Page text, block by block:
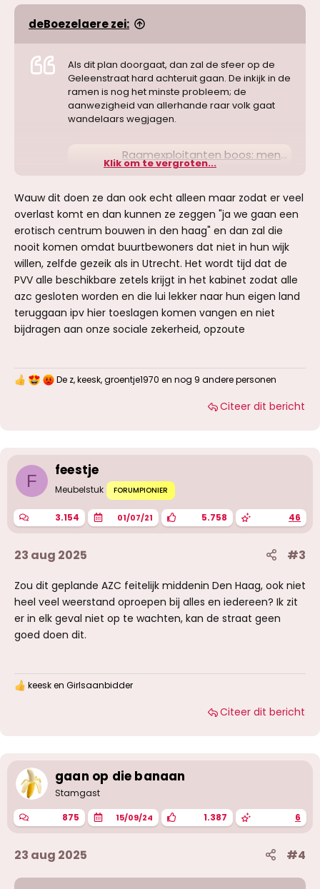
deBoezelaere zei:
Als dit plan doorgaat, dan zal de sfeer op de
Geleenstraat hard achteruit gaan. De inkijk in de
ramen is nog het minste probleem; de
aanwezigheid van allerhande raar volk gaat
wandelaars wegjagen.
Raamexploitanten boos: mensen in opvang kijken straks rechtstreeks bij sekswerkers naarbinnen
Raamexploitanten eisen dat Den
grote opvanglocatie pal tegenover
de ramen van Haagse sekswerkers.
„Dit is een ernstige schending van
hun privacy en veiligheid.”
www.ad.nl
(Als je geen AD inlog hebt, kan je het ook hier
lezen:https://archive.is/EbUCi)
Klik om te vergroten...
Wauw dit doen ze dan ook echt alleen maar zodat er veel
overlast komt en dan kunnen ze zeggen "ja we gaan een
erotisch centrum bouwen in den haag" en dan zal die
nooit komen omdat buurtbewoners dat niet in hun wijk
willen, zelfde gezeik als in Utrecht. Het wordt tijd dat de
PVV alle beschikbare zetels krijgt in het kabinet zodat alle
azc gesloten worden en die lui lekker naar hun eigen land
teruggaan ipv hier toeslagen komen vangen en niet
bijdragen aan onze sociale zekerheid, opzoute
W
n
g
n
:
De z,keesk,groentje1970 en nog 9 andere personen
Citeer dit bericht
F
feestje
Meubelstuk FORUMPIONIER
3.154 01/07/21 5.758 46
23 aug 2025 #3
Zou dit geplande AZC feitelijk middenin Den Haag, ook niet
heel veel weerstand oproepen bij alles en iedereen? Ik zit
er in elk geval niet op te wachten, kan de straat geen
goed doen dit.
W
n
g
n
:
keesken Girlsaanbidder
Citeer dit bericht
gaan op die banaan
Stamgast
875 15/09/24 1.387 6
23 aug 2025 #4